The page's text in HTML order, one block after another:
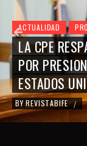
ACTUALIDAD
LA CPE
POR
ESTADOS
BY REVISTABIFE /